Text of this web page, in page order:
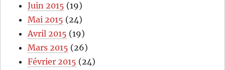
Juin 2015 (19)
Mai 2015 (24)
Avril 2015 (19)
Mars 2015 (26)
Février 2015 (24)